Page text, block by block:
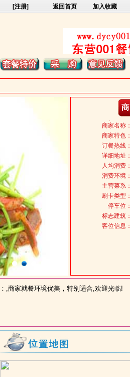
[注册] 返回首页 加入收藏
商家名称：
商家特色：
订餐热线：
详细地址：
人均消费：
消费环境：
主营菜系：
刷卡类型：
停车位：
标志建筑：
客位信息：
,商家就餐环境优美，特别适合,欢迎光临!